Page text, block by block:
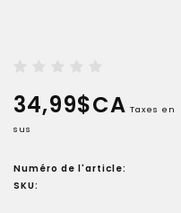
34,99$CA Taxes en
sus
Numéro de l'article:
SKU: